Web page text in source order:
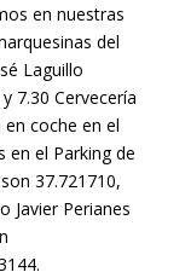
en nuestras
del
Laguillo
7.30 Cervecería
en coche en el
en el Parking de
37.721710,
Javier Perianes